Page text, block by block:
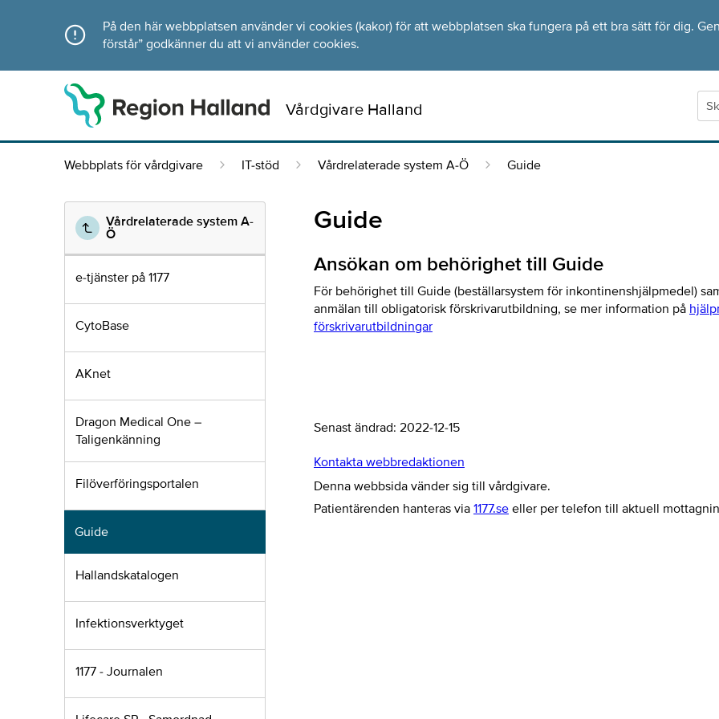
På den här webbplatsen använder vi cookies (kakor) för att webbplatsen ska fungera på ett bra sätt för dig.
förstår” godkänner du att vi använder cookies.
Vårdgivare Halland
Webbplats för vårdgivare IT-stöd Vårdrelaterade system A-Ö Guide
Vårdrelaterade system A-
Ö
e-tjänster på 1177
CytoBase
AKnet
Dragon Medical One –
Taligenkänning
Filöverföringsportalen
Guide
Hallandskatalogen
Infektionsverktyget
1177 - Journalen
Guide
Ansökan om behörighet till Guide
För behörighet till Guide (beställarsystem för inkontinenshjälpmedel)
anmälan till obligatorisk förskrivarutbildning, se mer information på
förskrivarutbildningar
Senast ändrad: 2022-12-15
Kontakta webbredaktionen
Denna webbsida vänder sig till vårdgivare.
Patientärenden hanteras via 1177.se eller per telefon till aktuell